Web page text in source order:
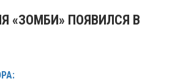
«ЗОМБИ» ПОЯВИЛСЯ В